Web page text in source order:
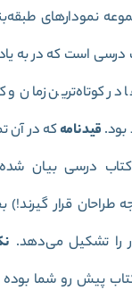
نمودارهای
درسی است که در به
در کوتاه‌ترین زمان
قیدنامهکه در آن
درسی بیان
طراحان قرار
را تشکیل می‌دهد.
پیش رو شما بوده